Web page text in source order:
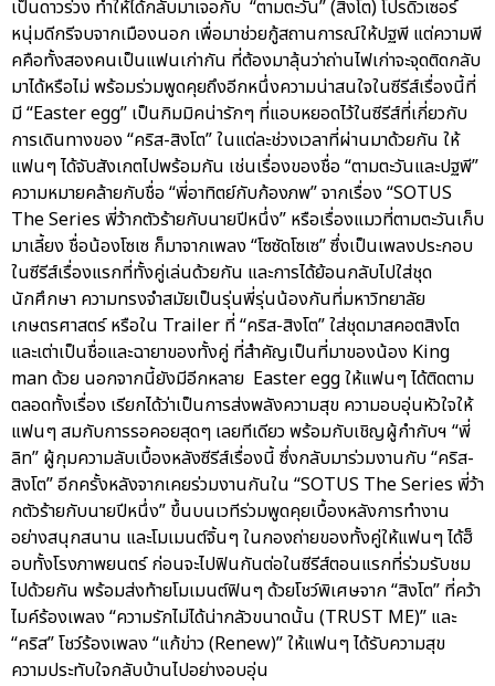
เป็นดาวร่วง ทำให้ได้กลับมาเจอกับ “ตามตะวัน” (สิงโต) โปรดิวเซอร์
หนุ่มดีกรีจบจากเมืองนอก เพื่อมาช่วยกู้สถานการณ์ให้ปฐพี แต่ความพี
คคือทั้งสองคนเป็นแฟนเก่ากัน ที่ต้องมาลุ้นว่าถ่านไฟเก่าจะจุดติดกลับ
มาได้หรือไม่ พร้อมร่วมพูดคุยถึงอีกหนึ่งความน่าสนใจในซีรีส์เรื่องนี้ที่
มี “Easter egg” เป็นกิมมิคน่ารักๆ ที่แอบหยอดไว้ในซีรีส์ที่เกี่ยวกับ
การเดินทางของ “คริส-สิงโต” ในแต่ละช่วงเวลาที่ผ่านมาด้วยกัน ให้
แฟนๆ ได้จับสังเกตไปพร้อมกัน เช่นเรื่องของชื่อ “ตามตะวันและปฐพี”
ความหมายคล้ายกับชื่อ “พี่อาทิตย์กับก้องภพ” จากเรื่อง “SOTUS
The Series พี่ว้ากตัวร้ายกับนายปีหนึ่ง” หรือเรื่องแมวที่ตามตะวันเก็บ
มาเลี้ยง ชื่อน้องโซเซ ก็มาจากเพลง “โซซัดโซเซ” ซึ่งเป็นเพลงประกอบ
ในซีรีส์เรื่องแรกที่ทั้งคู่เล่นด้วยกัน และการได้ย้อนกลับไปใส่ชุด
นักศึกษา ความทรงจำสมัยเป็นรุ่นพี่รุ่นน้องกันที่มหาวิทยาลัย
เกษตรศาสตร์ หรือใน Trailer ที่ “คริส-สิงโต” ใส่ชุดมาสคอตสิงโต
และเต่าเป็นชื่อและฉายาของทั้งคู่ ที่สำคัญเป็นที่มาของน้อง King
man ด้วย นอกจากนี้ยังมีอีกหลาย Easter egg ให้แฟนๆ ได้ติดตาม
ตลอดทั้งเรื่อง เรียกได้ว่าเป็นการส่งพลังความสุข ความอบอุ่นหัวใจให้
แฟนๆ สมกับการรอคอยสุดๆ เลยทีเดียว พร้อมกับเชิญผู้กำกับฯ “พี่
ลิท” ผู้กุมความลับเบื้องหลังซีรีส์เรื่องนี้ ซึ่งกลับมาร่วมงานกับ “คริส-
สิงโต” อีกครั้งหลังจากเคยร่วมงานกันใน “SOTUS The Series พี่ว้า
กตัวร้ายกับนายปีหนึ่ง” ขึ้นบนเวทีร่วมพูดคุยเบื้องหลังการทำงาน
อย่างสนุกสนาน และโมเมนต์จิ้นๆ ในกองถ่ายของทั้งคู่ให้แฟนๆ ได้ฮ็
อบทั้งโรงภาพยนตร์ ก่อนจะไปฟินกันต่อในซีรีส์ตอนแรกที่ร่วมรับชม
ไปด้วยกัน พร้อมส่งท้ายโมเมนต์ฟินๆ ด้วยโชว์พิเศษจาก “สิงโต” ที่คว้า
ไมค์ร้องเพลง “ความรักไม่ได้น่ากลัวขนาดนั้น (TRUST ME)” และ
“คริส” โชว์ร้องเพลง “แก้ข่าว (Renew)” ให้แฟนๆ ได้รับความสุข
ความประทับใจกลับบ้านไปอย่างอบอุ่น